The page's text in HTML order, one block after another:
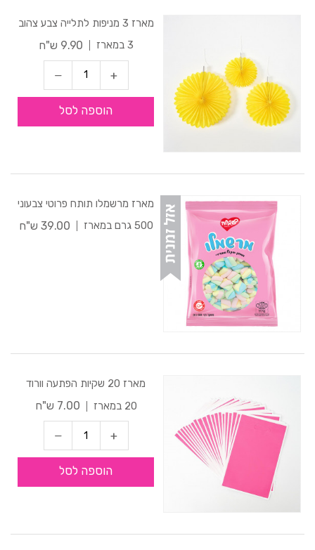
מארז 3 מניפות לתלייה צבע צהוב
3 במארז
9.90 ש"ח
הוספה לסל
מארז מרשמלו תותח פרוטי צבעוני
500 גרם במארז
39.00 ש"ח
מארז 20 שקיות הפתעה וורוד
20 במארז
7.00 ש"ח
הוספה לסל